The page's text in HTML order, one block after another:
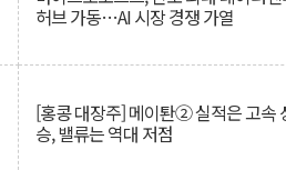
허브 가동…AI 시장 경쟁 가열
[홍콩 대장주] 메이퇀② 실적은 고속
승, 밸류는 역대 저점